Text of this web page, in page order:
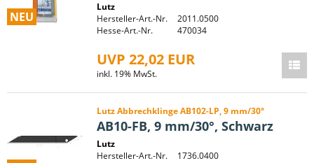
NEU
Lutz
Hersteller-Art.-Nr.
2011.0500
Hesse-Art.-Nr.
470034
UVP 22,02 EUR
inkl. 19% MwSt.
Lutz Abbrechklinge AB102-LP, 9 mm/30°
AB10-FB, 9 mm/30°, Schwarz
Lutz
Hersteller-Art.-Nr.
1736.0400